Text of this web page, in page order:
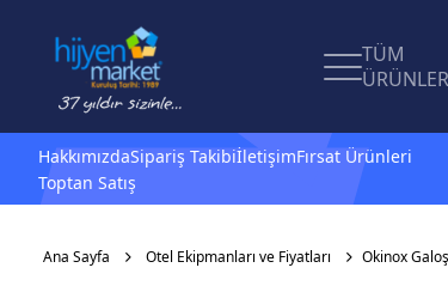
TÜM
ÜRÜNLER
HakkımızdaSipariş TakibiİletişimFırsat Ürünleri
Toptan Satış
1.500 TL ve üzeri alışverişlerinizdeKARGO
Ana Sayfa Otel Ekipmanları ve Fiyatları Okinox